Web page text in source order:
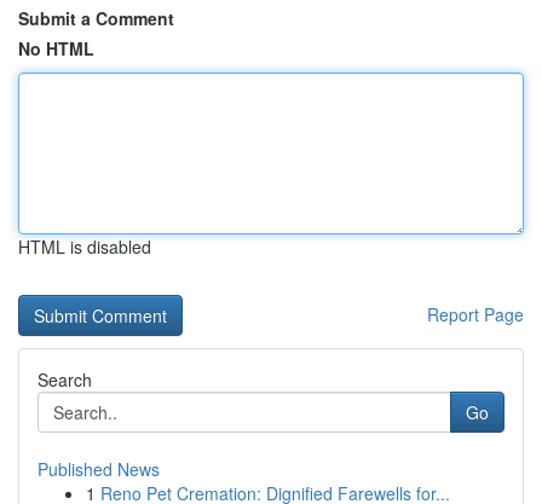
Submit a Comment
No HTML
HTML is disabled
Report Page
Search
Go
Published News
1 Reno Pet Cremation: Dignified Farewells for...